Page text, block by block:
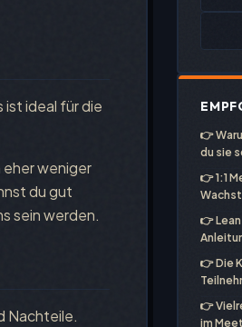
ist ideal für die
weniger
du gut
sein werden.
Nachteile.
👉
du sie
👉1:1
👉
👉Die
👉
im